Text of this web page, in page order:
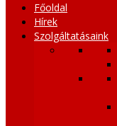
Főoldal
Hírek
Szolgáltatásaink